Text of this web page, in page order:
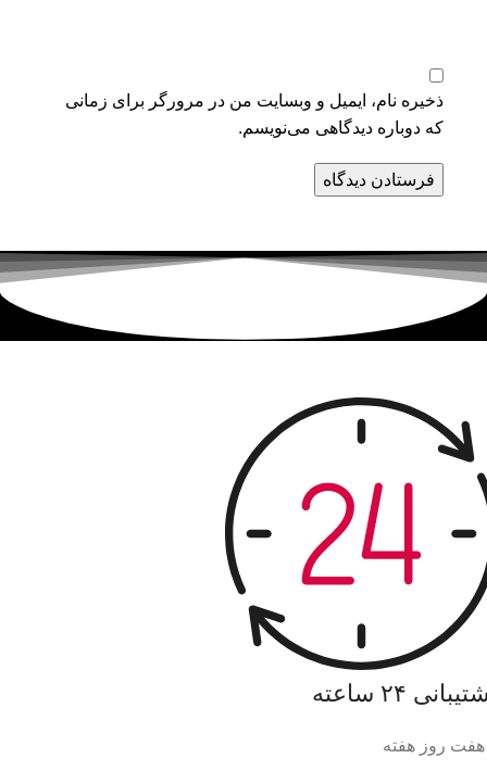
ذخیره نام، ایمیل و وبسایت من در مرورگر برای زمانی
که دوباره دیدگاهی می‌نویسم.
۲۴ ساعته
روز هفته